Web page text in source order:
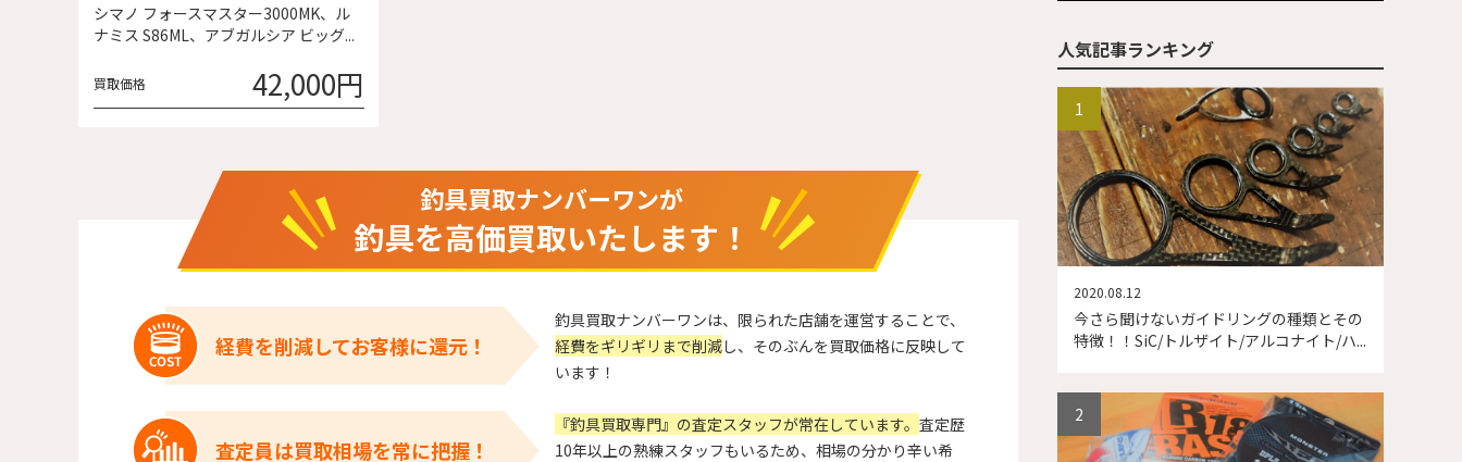
シマノ フォースマスター3000MK、ル
ナミス S86ML、アブガルシア ビッグ...
買取価格 42,000円
釣具買取ナンバーワンが
釣具を高価買取いたします！
経費を削減してお客様に還元！
釣具買取ナンバーワンは、限られた店舗を運営することで、
経費をギリギリまで削減し、そのぶんを買取価格に反映して
います！
査定員は買取相場を常に把握！
『釣具買取専門』の査定スタッフが常在しています。 査定歴
10年以上の熟練スタッフもいるため、相場の分かり辛い希
人気記事ランキング
今さら聞けないガイドリングの種類とその
特徴！！SiC/トルザイト/アルコナイト/ハ...
2020.08.12